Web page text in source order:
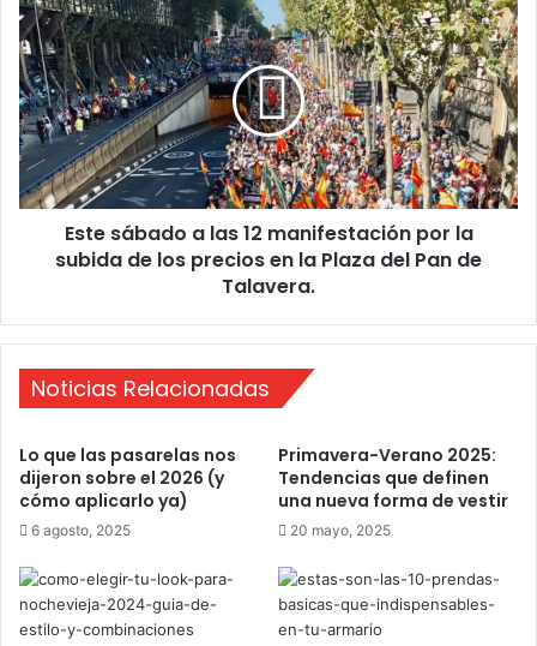
m
a
a
l
a
a
u
d
o
t
i
v
a
e
l
C
E
s
t
e
s
á
b
d
m
n
i
f
e
t
a
c
Este sábado a las 12 manifestación por la
subida de los precios en la Plaza del Pan de
Talavera.
Noticias Relacionadas
Lo que las pasarelas nos
dijeron sobre el 2026 (y
cómo aplicarlo ya)
6 agosto, 2025
Primavera-Verano 2025:
Tendencias que definen
una nueva forma de vestir
20 mayo, 2025